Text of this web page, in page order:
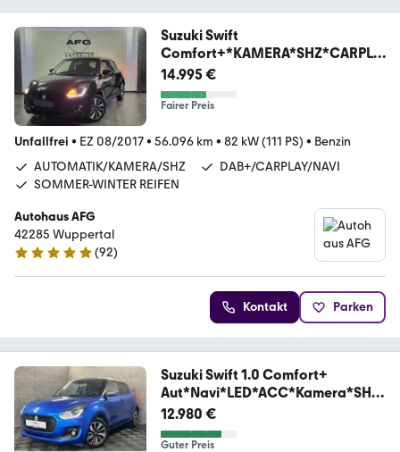
Suzuki Swift
Comfort+*KAMERA*SHZ*CARPLA
Y*
14.995 €
Fairer Preis
Unfallfrei • EZ 08/2017• 56.096 km • 82 kW (111 PS) • Benzin
AUTOMATIK/KAMERA/SHZ
DAB+/CARPLAY/NAVI
SOMMER-WINTER REIFEN
Autohaus AFG
42285 Wuppertal
5 Sterne
(92)
Kontakt Parken
Suzuki Swift 1.0 Comfort+
Aut*Navi*LED*ACC*Kamera*SHZ
*
12.980 €
Guter Preis